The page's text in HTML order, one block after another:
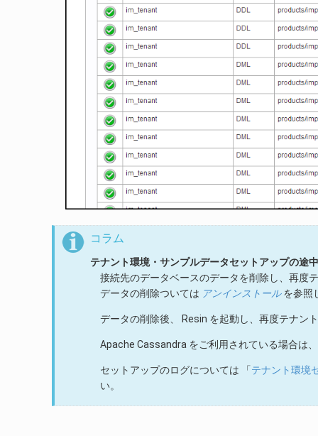
コラム
テナント環境・サンプルデータセットアップの途
接続先のデータベースのデータを削除し、再度
データの削除ついては アンインストールを参照
データの削除後、 Resin を起動し、再度テナン
Apache Cassandra をご利用されている場合は
セットアップのログについては 「テナント環境
い。